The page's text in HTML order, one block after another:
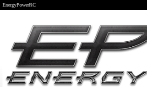
EnergyPowerRC